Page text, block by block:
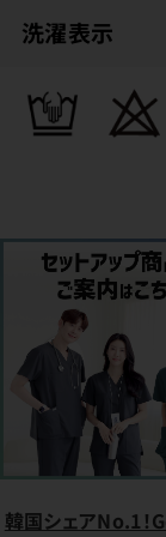
洗濯表示
韓国シェアNo.1！